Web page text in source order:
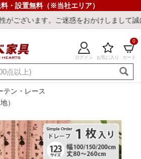
・設置無料（※当社エリア）
。ご迷惑をおかけしまして誠に申し訳ご
ログイン お気に入り カート
0
新規会員登録
閲覧履歴
探す
テン・レース
）